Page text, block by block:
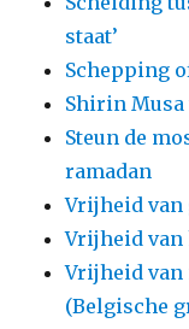
staat’
Schepping
Shirin
Steun de
ramadan
Vrijheid
Vrijheid van
Vrijheid
(Belgische